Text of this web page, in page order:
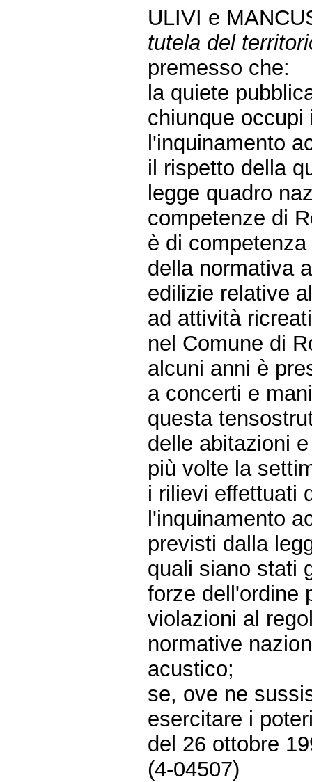
ULIVI e
tutela del
premesso che:
la quiete
chiunque
l'inquinamento
il rispetto della
legge quadro
competenze di
è di
della normativa
edilizie relative
ad attività
nel Comune di
alcuni anni è
a concerti e
questa
delle abitazioni
più volte la
i rilievi effettuati
l'inquinamento
previsti dalla
quali siano stati
forze dell'ordine
violazioni al
normative
acustico;
se, ove ne
esercitare i
del 26 ottobre
(4-04507)